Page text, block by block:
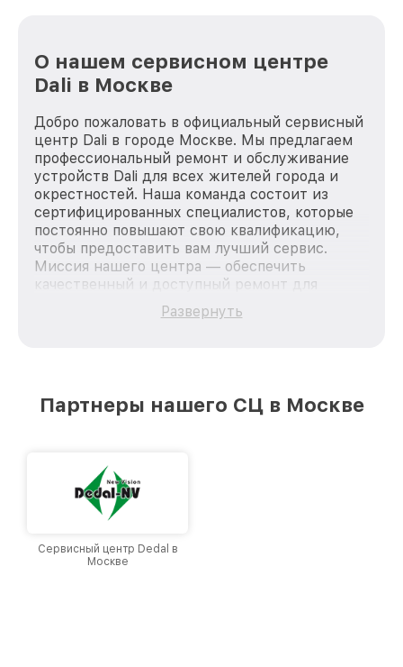
О нашем сервисном центре
Dali в Москве
Добро пожаловать в официальный сервисный
центр Dali в городе Москве. Мы предлагаем
профессиональный ремонт и обслуживание
устройств Dali для всех жителей города и
окрестностей. Наша команда состоит из
сертифицированных специалистов, которые
постоянно повышают свою квалификацию,
чтобы предоставить вам лучший сервис.
Миссия нашего центра — обеспечить
качественный и доступный ремонт для
каждого пользователя продукции Dali, вне
зависимости от сложности поломки. Мы
Москве, постоянно повышая уровень доверия
Развернуть
Партнеры нашего СЦ в Москве
Сервисный центр Dedal в
Москве